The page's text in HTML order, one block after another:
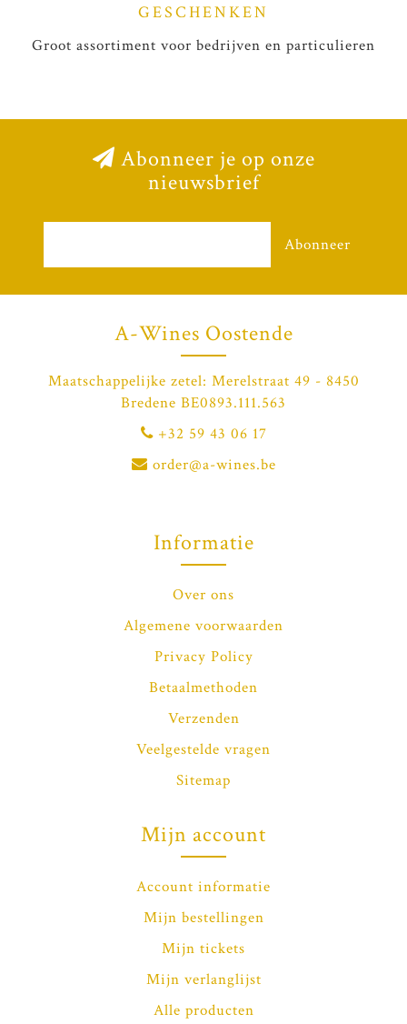
GESCHENKEN
Groot assortiment voor bedrijven en particulieren
Abonneer je op onze
nieuwsbrief
Abonneer
A-Wines Oostende
Maatschappelijke zetel: Merelstraat 49 - 8450
Bredene BE0893.111.563
+32 59 43 06 17
order@a-wines.be
Informatie
Over ons
Algemene voorwaarden
Privacy Policy
Betaalmethoden
Verzenden
Veelgestelde vragen
Sitemap
Mijn account
Account informatie
Mijn bestellingen
Mijn tickets
Mijn verlanglijst
Alle producten